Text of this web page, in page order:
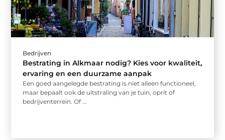
Bedrijven
Bestrating in Alkmaar nodig? Kies voor kwaliteit,
ervaring en een duurzame aanpak
Een goed aangelegde bestrating is niet alleen functioneel,
maar bepaalt ook de uitstraling van je tuin, oprit of
bedrijventerrein. Of ...